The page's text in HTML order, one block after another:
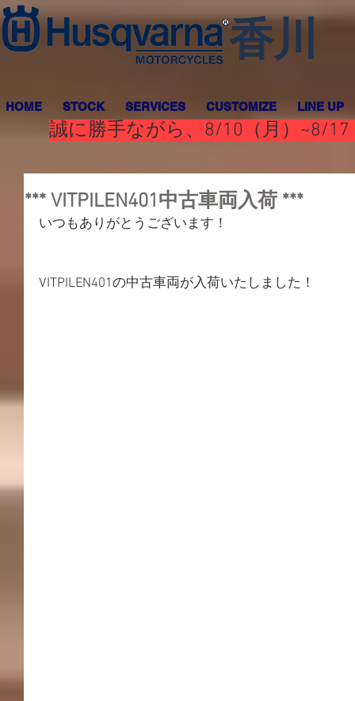
香川
HOME STOCK SERVICES CUSTOMIZE LINE UP
誠に勝手ながら、8/10（月）~8/
*** VITPILEN401中古車両入荷 ***
いつもありがとうございます！
VITPILEN401の中古車両が入荷いたしました！